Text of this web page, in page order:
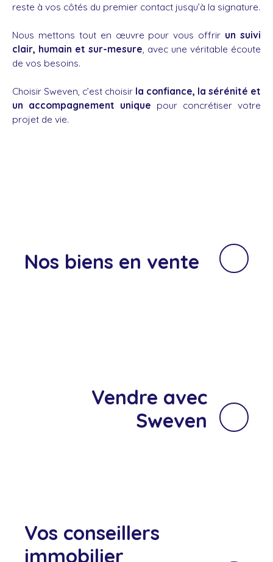
reste à vos côtés du premier contact jusqu’à la signature.
Nous mettons tout en œuvre pour vous offrir un suivi
clair, humain et sur-mesure, avec une véritable écoute
de vos besoins.
Choisir Sweven, c’est choisir la confiance, la sérénité et
un accompagnement unique pour concrétiser votre
projet de vie.
Nos biens en vente
Vendre avec
Sweven
Vos conseillers
immobilier